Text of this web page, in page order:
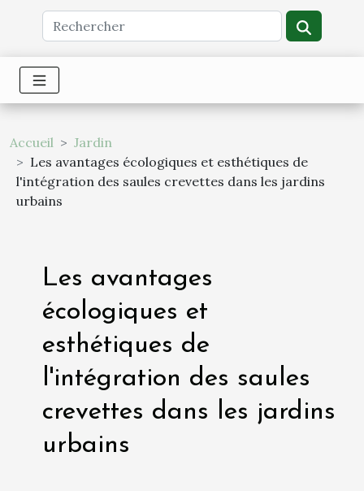
Accueil
Jardin
Les avantages écologiques et esthétiques de
l'intégration des saules crevettes dans les jardins
urbains
Les avantages
écologiques et
esthétiques de
l'intégration des saules
crevettes dans les jardins
urbains